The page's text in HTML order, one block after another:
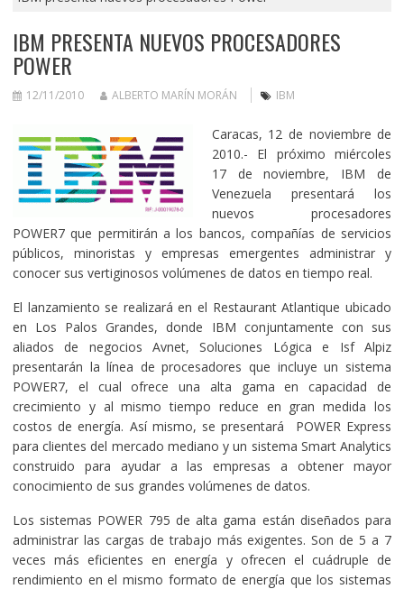
IBM PRESENTA NUEVOS PROCESADORES
POWER
12/11/2010 ALBERTO MARÍN MORÁN IBM
Caracas, 12 de noviembre de
2010.- El próximo miércoles
17 de noviembre, IBM de
Venezuela presentará los
nuevos procesadores
POWER7 que permitirán a los bancos, compañías de servicios
públicos, minoristas y empresas emergentes administrar y
conocer sus vertiginosos volúmenes de datos en tiempo real.
El lanzamiento se realizará en el Restaurant Atlantique ubicado
en Los Palos Grandes, donde IBM conjuntamente con sus
aliados de negocios Avnet, Soluciones Lógica e Isf Alpiz
presentarán la línea de procesadores que incluye un sistema
POWER7, el cual ofrece una alta gama en capacidad de
crecimiento y al mismo tiempo reduce en gran medida los
costos de energía. Así mismo, se presentará POWER Express
para clientes del mercado mediano y un sistema Smart Analytics
construido para ayudar a las empresas a obtener mayor
conocimiento de sus grandes volúmenes de datos.
Los sistemas POWER 795 de alta gama están diseñados para
administrar las cargas de trabajo más exigentes. Son de 5 a 7
veces más eficientes en energía y ofrecen el cuádruple de
rendimiento en el mismo formato de energía que los sistemas